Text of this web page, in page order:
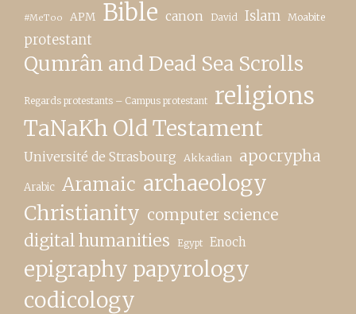
#MeToo APM Bible canon David Islam Moabite
protestant
Qumrân and Dead Sea Scrolls
Regards protestants – Campus protestant religions
TaNaKh Old Testament
Université de Strasbourg Akkadian apocrypha
Arabic Aramaic archaeology
Christianity computer science
digital humanities Egypt Enoch
epigraphy papyrology
codicology